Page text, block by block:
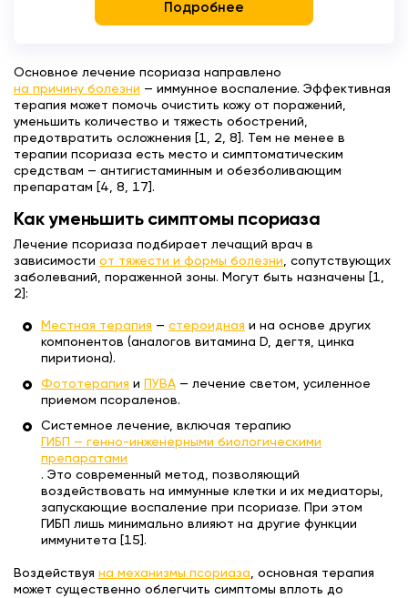
Подробнее
Основное лечение псориаза направлено
на причину болезни — иммунное воспаление. Эффективная
терапия может помочь очистить кожу от поражений,
уменьшить количество и тяжесть обострений,
предотвратить осложнения [1, 2, 8]. Тем не менее в
терапии псориаза есть место и симптоматическим
средствам — антигистаминным и обезболивающим
препаратам [4, 8, 17].
Как уменьшить симптомы псориаза
Лечение псориаза подбирает лечащий врач в
зависимости от тяжести и формы болезни , сопутствующих
заболеваний, пораженной зоны. Могут быть назначены [1,
2]:
Местная терапия — стероидная и на основе других
компонентов (аналогов витамина D, дегтя, цинка
пиритиона).
Фототерапия и ПУВА — лечение светом, усиленное
приемом псораленов.
Системное лечение, включая терапию
ГИБП — генно-инженерными биологическими
препаратами
. Это современный метод, позволяющий
воздействовать на иммунные клетки и их медиаторы,
запускающие воспаление при псориазе. При этом
ГИБП лишь минимально влияют на другие функции
иммунитета [15].
Воздействуя на механизмы псориаза , основная терапия
может существенно облегчить симптомы вплоть до